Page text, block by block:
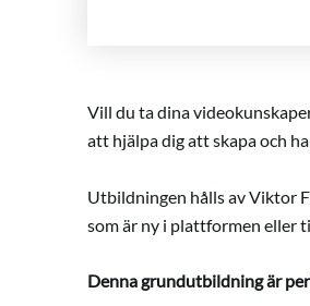
Vill du ta dina
att hjälpa dig att skapa och
Utbildningen hålls av Viktor
som är ny i plattformen eller
Denna grundutbildning är